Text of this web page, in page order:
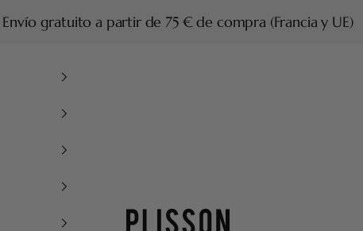
Envío gratuito a partir de 75 € de compra (Francia y UE)
Plisson 1808